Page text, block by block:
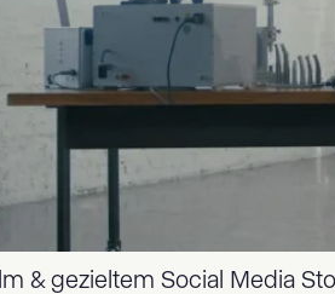
& gezieltem Social Media